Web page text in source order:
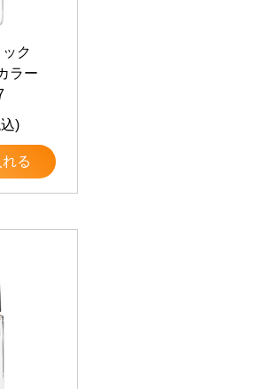
ク
ラー
)
る